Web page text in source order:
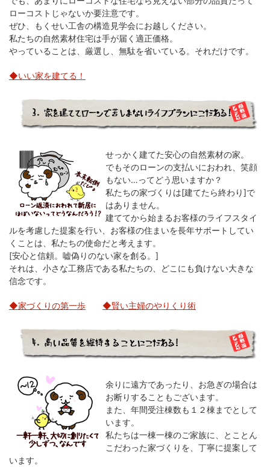
ローコストじゃないか要注意です。
ぜひ、もくせい工舎の構造見学会にお越しください。
私たちの自然素材住宅は手が届く適正価格。
やっていることは、厳選し、無駄を省いている。それだけです。
◆いい家を建てる！
せっかく建てた安心の自然素材の家。
でもそのローンの支払いにおわれ、笑顔
もない…ってどう思いますか？
私たちの家づくりは[建てたら終わり]で
はありません。
建ててから始まるお客様のライフスタイ
ルを考慮した提案を行い、お客様の住まいを長年サポートしてい
くことは、私たちの使命だと考えます。
[安心と信頼。嘘偽りのない家を創る。]
それは、小さな工務店である私たちの、どこにも負けない大きな
信念です。
◆家づくりの第一歩 ◆賢い主婦のやりくり術
余りに遠方であったり、お急ぎの場合は
お断りすることもございます。
また、年間受注棟数も１２棟までとして
います。
私たちは一棟一棟のご家族に、とことん
こだわった家づくりを、丁寧に提案して
います。